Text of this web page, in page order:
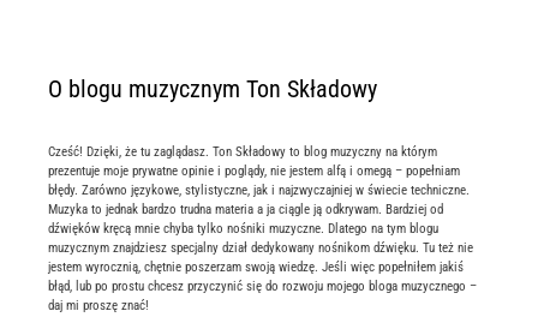
O blogu muzycznym Ton Składowy
Cześć! Dzięki, że tu zaglądasz. Ton Składowy to blog muzyczny na którym
prezentuje moje prywatne opinie i poglądy, nie jestem alfą i omegą – popełniam
błędy. Zarówno językowe, stylistyczne, jak i najzwyczajniej w świecie techniczne.
Muzyka to jednak bardzo trudna materia a ja ciągle ją odkrywam. Bardziej od
dźwięków kręcą mnie chyba tylko nośniki muzyczne. Dlatego na tym blogu
muzycznym znajdziesz specjalny dział dedykowany nośnikom dźwięku. Tu też nie
jestem wyrocznią, chętnie poszerzam swoją wiedzę. Jeśli więc popełniłem jakiś
błąd, lub po prostu chcesz przyczynić się do rozwoju mojego bloga muzycznego –
daj mi proszę znać!